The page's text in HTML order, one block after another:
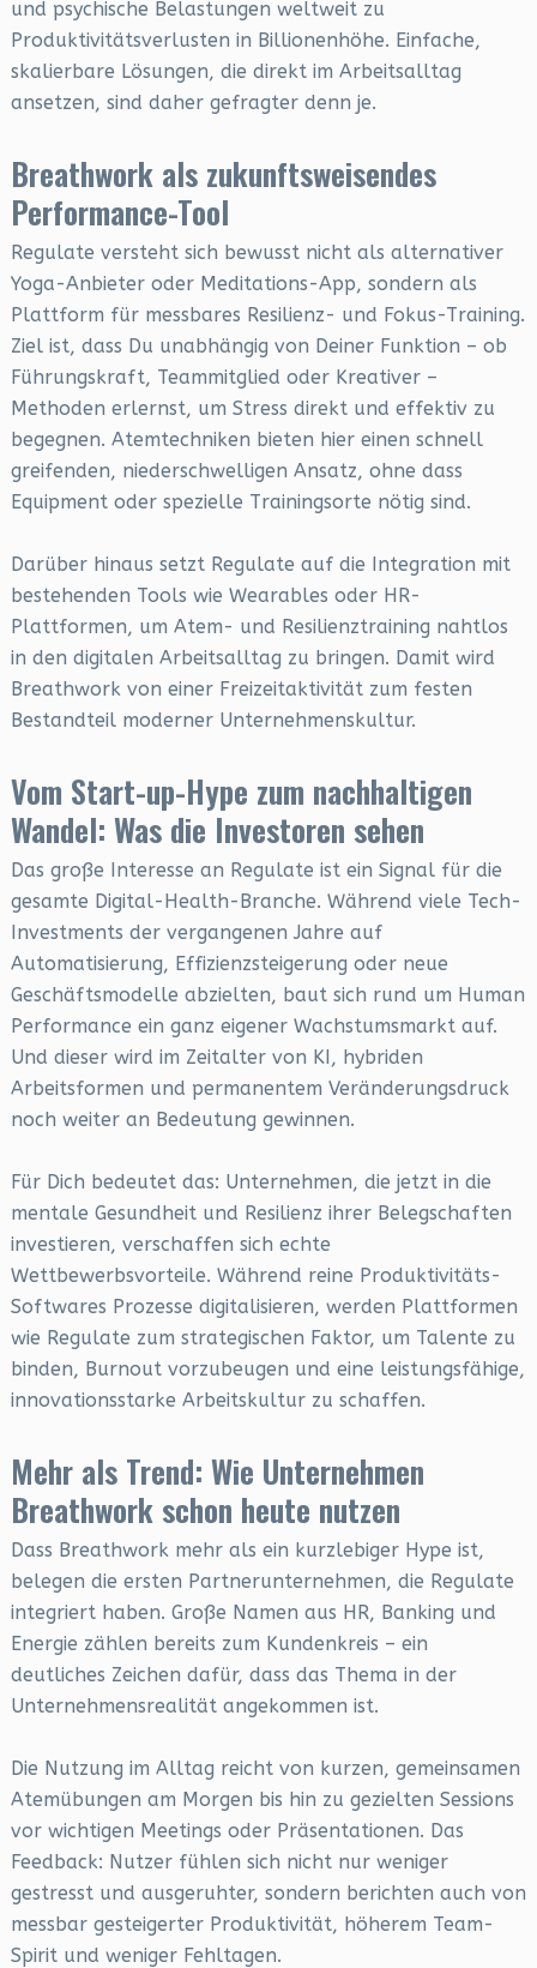
und psychische Belastungen weltweit zu
Produktivitätsverlusten in Billionenhöhe. Einfache,
skalierbare Lösungen, die direkt im Arbeitsalltag
ansetzen, sind daher gefragter denn je.
Breathwork als zukunftsweisendes
Performance-Tool
Regulate versteht sich bewusst nicht als alternativer
Yoga-Anbieter oder Meditations-App, sondern als
Plattform für messbares Resilienz- und Fokus-Training.
Ziel ist, dass Du unabhängig von Deiner Funktion – ob
Führungskraft, Teammitglied oder Kreativer –
Methoden erlernst, um Stress direkt und effektiv zu
begegnen. Atemtechniken bieten hier einen schnell
greifenden, niederschwelligen Ansatz, ohne dass
Equipment oder spezielle Trainingsorte nötig sind.
Darüber hinaus setzt Regulate auf die Integration mit
bestehenden Tools wie Wearables oder HR-
Plattformen, um Atem- und Resilienztraining nahtlos
in den digitalen Arbeitsalltag zu bringen. Damit wird
Breathwork von einer Freizeitaktivität zum festen
Bestandteil moderner Unternehmenskultur.
Vom Start-up-Hype zum nachhaltigen
Wandel: Was die Investoren sehen
Das große Interesse an Regulate ist ein Signal für die
gesamte Digital-Health-Branche. Während viele Tech-
Investments der vergangenen Jahre auf
Automatisierung, Effizienzsteigerung oder neue
Geschäftsmodelle abzielten, baut sich rund um Human
Performance ein ganz eigener Wachstumsmarkt auf.
Und dieser wird im Zeitalter von KI, hybriden
Arbeitsformen und permanentem Veränderungsdruck
noch weiter an Bedeutung gewinnen.
Für Dich bedeutet das: Unternehmen, die jetzt in die
mentale Gesundheit und Resilienz ihrer Belegschaften
investieren, verschaffen sich echte
Wettbewerbsvorteile. Während reine Produktivitäts-
Softwares Prozesse digitalisieren, werden Plattformen
wie Regulate zum strategischen Faktor, um Talente zu
binden, Burnout vorzubeugen und eine leistungsfähige,
innovationsstarke Arbeitskultur zu schaffen.
Mehr als Trend: Wie Unternehmen
Breathwork schon heute nutzen
Dass Breathwork mehr als ein kurzlebiger Hype ist,
belegen die ersten Partnerunternehmen, die Regulate
integriert haben. Große Namen aus HR, Banking und
Energie zählen bereits zum Kundenkreis – ein
deutliches Zeichen dafür, dass das Thema in der
Unternehmensrealität angekommen ist.
Die Nutzung im Alltag reicht von kurzen, gemeinsamen
Atemübungen am Morgen bis hin zu gezielten Sessions
vor wichtigen Meetings oder Präsentationen. Das
Feedback: Nutzer fühlen sich nicht nur weniger
gestresst und ausgeruhter, sondern berichten auch von
messbar gesteigerter Produktivität, höherem Team-
Spirit und weniger Fehltagen.